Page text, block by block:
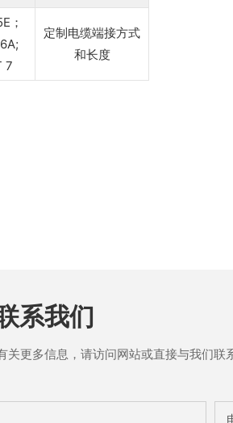
；
7
定制电缆端接方式
和长度
系我们
更多信息，请访问网站或直接与我们联